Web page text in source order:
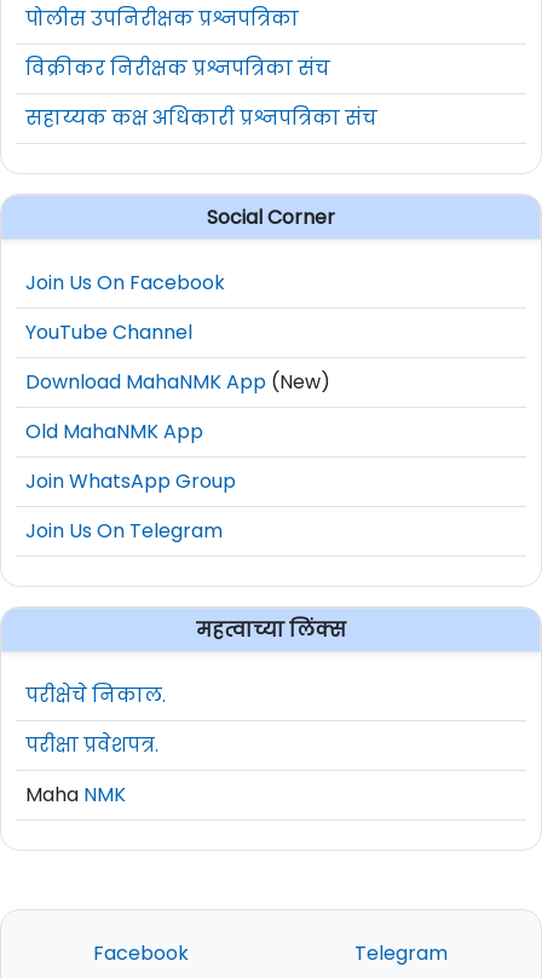
पोलीस उपनिरीक्षक प्रश्नपत्रिका
विक्रीकर निरीक्षक प्रश्नपत्रिका संच
सहाय्यक कक्ष अधिकारी प्रश्नपत्रिका संच
Social Corner
Join Us On Facebook
YouTube Channel
Download MahaNMK App (New)
Old MahaNMK App
Join WhatsApp Group
Join Us On Telegram
महत्वाच्या लिंक्स
परीक्षेचे निकाल.
परीक्षा प्रवेशपत्र.
Maha NMK
Facebook Telegram